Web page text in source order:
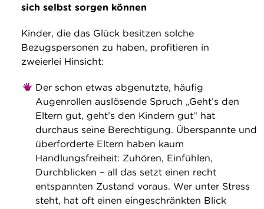
sich selbst sorgen können
Kinder, die das Glück besitzen solche
Bezugspersonen zu haben, profitieren in
zweierlei Hinsicht:
Der schon etwas abgenutzte, häufig
Augenrollen auslösende Spruch „Geht’s den
Eltern gut, geht’s den Kindern gut“ hat
durchaus seine Berechtigung. Überspannte und
überforderte Eltern haben kaum
Handlungsfreiheit: Zuhören, Einfühlen,
Durchblicken – all das setzt einen recht
entspannten Zustand voraus. Wer unter Stress
steht, hat oft einen eingeschränkten Blick